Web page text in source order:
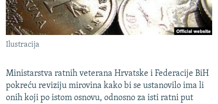
VIŠE OD NASLOVA
GENOCID U SREBRENICI
POPLAVE I KLIZIŠTA U BIH 2024.
POST SCRIPTUM
MOJA EVROPA
PRATITE NAS
Sve RFE/RL stranice
Ilustracija
Ministarstva ratnih veterana Hrvatske i Federacije BiH
pokreću reviziju mirovina kako bi se ustanovilo ima li
onih koji po istom osnovu, odnosno za isti ratni put